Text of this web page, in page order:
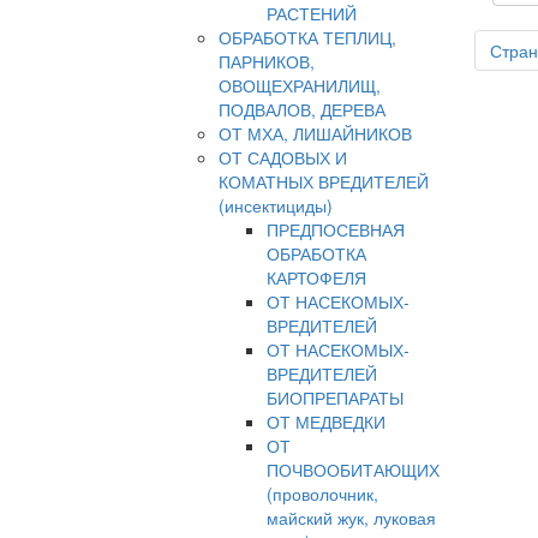
РАСТЕНИЙ
ОБРАБОТКА ТЕПЛИЦ,
ПАРНИКОВ,
ОВОЩЕХРАНИЛИЩ,
ПОДВАЛОВ, ДЕРЕВА
ОТ МХА, ЛИШАЙНИКОВ
ОТ САДОВЫХ И
КОМАТНЫХ ВРЕДИТЕЛЕЙ
(инсектициды)
ПРЕДПОСЕВНАЯ
ОБРАБОТКА
КАРТОФЕЛЯ
ОТ НАСЕКОМЫХ-
ВРЕДИТЕЛЕЙ
ОТ НАСЕКОМЫХ-
ВРЕДИТЕЛЕЙ
БИОПРЕПАРАТЫ
ОТ МЕДВЕДКИ
ОТ
ПОЧВООБИТАЮЩИХ
(проволочник,
майский жук, луковая